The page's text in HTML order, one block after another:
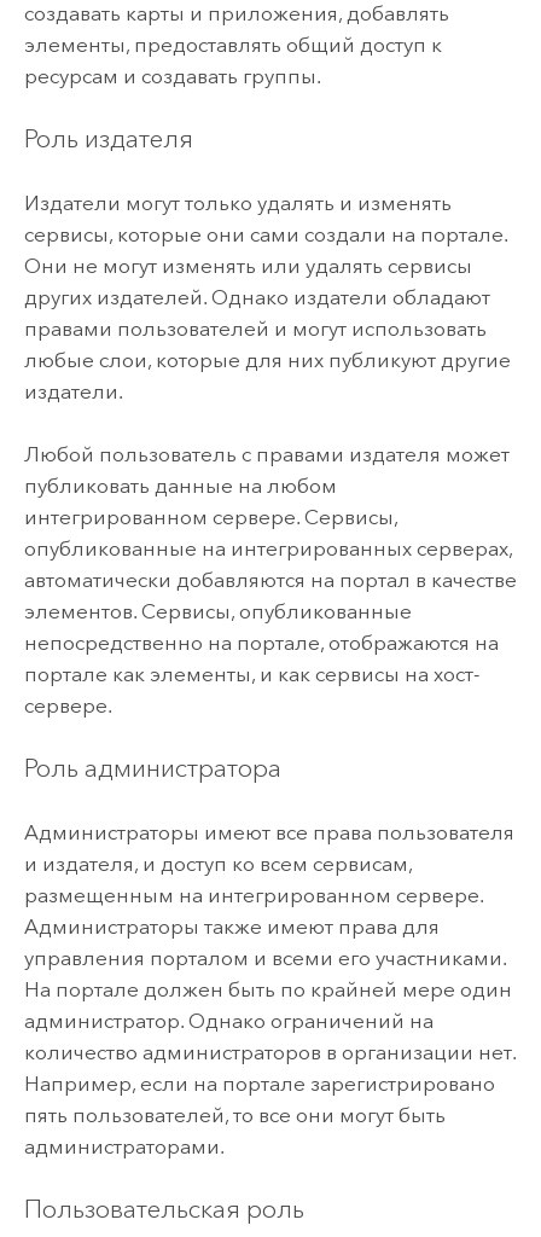
создавать карты и приложения, добавлять
элементы, предоставлять общий доступ к
ресурсам и создавать группы.
Роль издателя
Издатели могут только удалять и изменять
сервисы, которые они сами создали на портале.
Они не могут изменять или удалять сервисы
других издателей. Однако издатели обладают
правами пользователей и могут использовать
любые слои, которые для них публикуют другие
издатели.
Любой пользователь с правами издателя может
публиковать данные на любом
интегрированном сервере. Сервисы,
опубликованные на интегрированных серверах,
автоматически добавляются на портал в качестве
элементов. Сервисы, опубликованные
непосредственно на портале, отображаются на
портале как элементы, и как сервисы на хост-
сервере.
Роль администратора
Администраторы имеют все права пользователя
и издателя, и доступ ко всем сервисам,
размещенным на интегрированном сервере.
Администраторы также имеют права для
управления порталом и всеми его участниками.
На портале должен быть по крайней мере один
администратор. Однако ограничений на
количество администраторов в организации нет.
Например, если на портале зарегистрировано
пять пользователей, то все они могут быть
администраторами.
Пользовательская роль